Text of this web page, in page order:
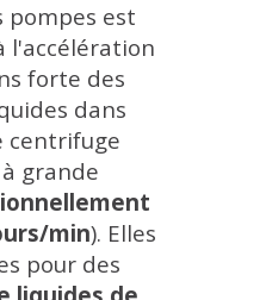
pompes est
l'accélération
forte des
dans
centrifuge
grande
min). Elles
pour des